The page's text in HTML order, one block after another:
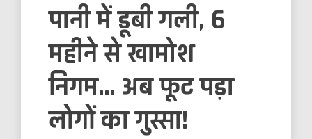
पानी में डूबी गली, 6
महीने से खामोश
निगम… अब फूट पड़ा
लोगों का गुस्सा!